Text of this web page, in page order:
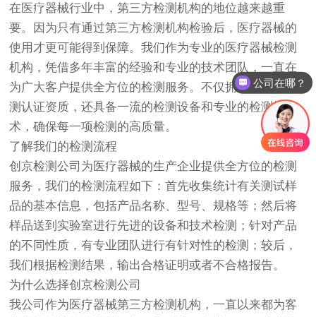
在医疗器械行业中，第三方检测机构的地位越来越重
要。因为只有通过第三方检测机构检验后，医疗器械的
使用才更可能得到保障。我们作为专业的医疗器械检测
机构，凭借多年丰富的经验和专业的技术团队，一直在
为广大客户提供全方位的检测服务。不仅拥有资深的检
测认证资质，还具备一流的检测设备和专业的检测技
术，确保每一项检测的高质量。
了解我们的检测流程
创京检测公司为医疗器械的生产企业提供全方位的检测
服务，我们的检测流程如下：首先收集统计有关测试样
品的基本信息，包括产品名称、型号、规格等；然后将
样品送到实验室进行先进的设备和技术检测；针对产品
的不同性质，有专业团队进行有针对性的检测；较后，
我们根据检测结果，输出合格证明或者不合格报告。
为什么选择创京检测公司
我公司作为医疗器械第三方检测机构，一直以来都为客
公司在哪？